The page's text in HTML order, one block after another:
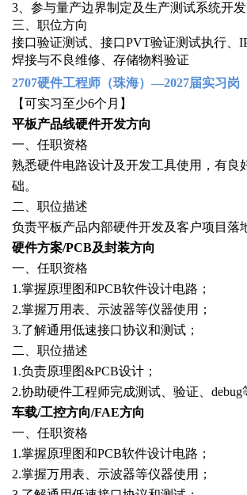
3、参与量产边界制定及生产测试系统开发
三、职位方向
接口验证测试、接口PVT验证测试执行、
焊接与不良维修、存储物料验证
2707硬件工程师（珠海）—2027届实习岗
【可实习至少6个月】
平板产品线硬件开发方向
一、任职资格
熟悉硬件电路设计及开发工具使用，有良
础。
二、职位描述
负责平板产品内部硬件开发及客户项目落
硬件方案/PCB及封装方向
一、任职资格
1.掌握原理图和PCB软件设计电路；
2.掌握万用表、示波器等仪器使用；
3.了解通用低速接口协议和测试；
二、职位描述
1.负责原理图&PCB设计；
2.协助硬件工程师完成测试、验证、
车载/工控方向/FAE方向
一、任职资格
1.掌握原理图和PCB软件设计电路；
2.掌握万用表、示波器等仪器使用；